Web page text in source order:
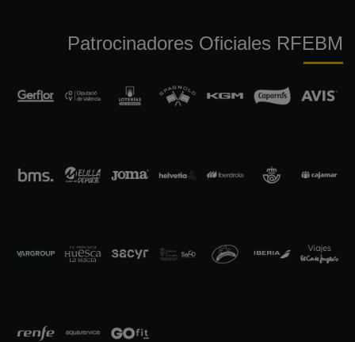
Patrocinadores Oficiales RFEBM